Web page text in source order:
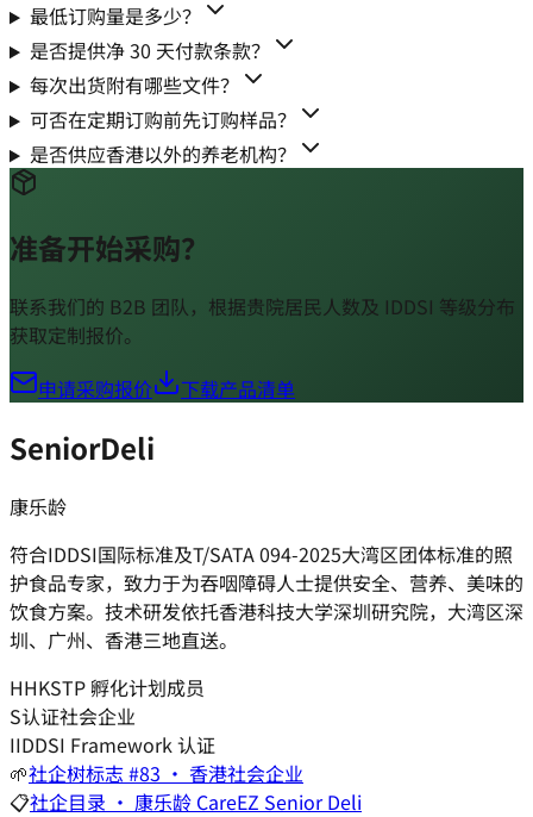
最低订购量是多少？
是否提供净 30 天付款条款？
每次出货附有哪些文件？
可否在定期订购前先订购样品？
是否供应香港以外的养老机构？
准备开始采购？
联系我们的 B2B 团队，根据贵院居民人数及 IDDSI 等级分布
获取定制报价。
申请采购报价
下载产品清单
SeniorDeli
康乐龄
符合IDDSI国际标准及T/SATA 094-2025大湾区团体标准的照
护食品专家，致力于为吞咽障碍人士提供安全、营养、美味的
饮食方案。技术研发依托香港科技大学深圳研究院，大湾区深
圳、广州、香港三地直送。
HHKSTP 孵化计划成员
S认证社会企业
IIDDSI Framework 认证
🌱社企树标志 #83 · 香港社会企业
📋社企目录 · 康乐龄 CareEZ Senior Deli